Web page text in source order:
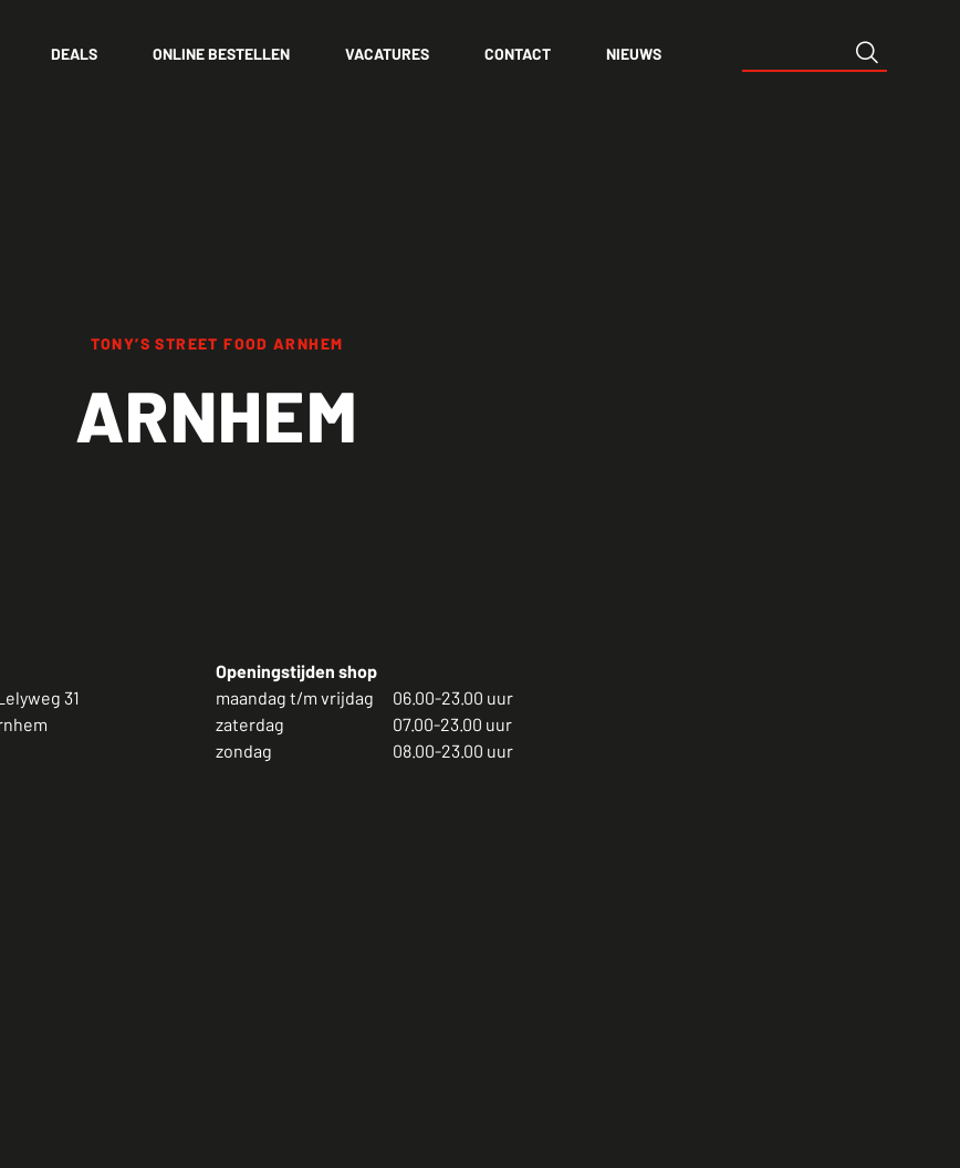
DEALS ONLINE BESTELLEN VACATURES CONTACT NIEUWS
TONY’S STREET FOOD ARNHEM
ARNHEM
31
Openingstijden shop
maandag t/m vrijdag
06.00-23.00 uur
zaterdag
07.00-23.00 uur
zondag
08.00-23.00 uur